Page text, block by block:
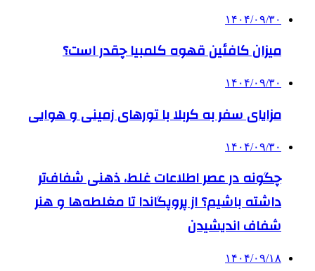
۱۴۰۴/۰۹/۳۰
میزان کافئین قهوه کلمبیا چقدر است؟
۱۴۰۴/۰۹/۳۰
مزایای سفر به کربلا با تورهای زمینی و هوایی
۱۴۰۴/۰۹/۳۰
چگونه در عصر اطلاعات غلط، ذهنی شفاف‌تر
داشته باشیم؟ از پروپگاندا تا مغلطه‌ها و هنر
شفاف اندیشیدن
۱۴۰۴/۰۹/۱۸